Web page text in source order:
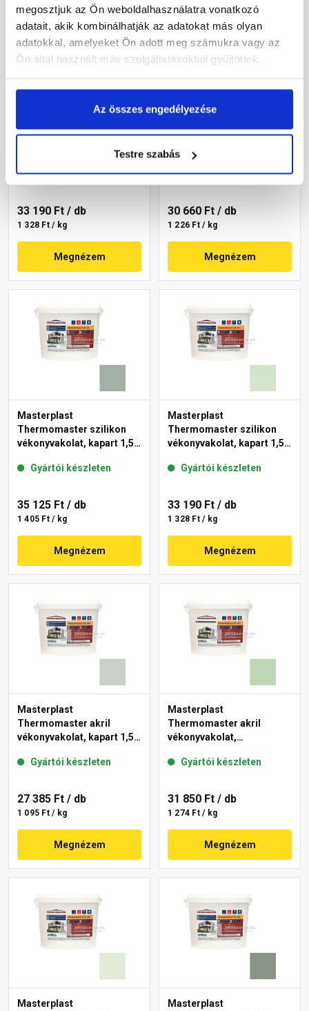
megosztjuk az Ön weboldalhasználatra vonatkozó
adatait, akik kombinálhatják az adatokat más olyan
adatokkal, amelyeket Ön adott meg számukra vagy az
Ön által használt más szolgáltatásokból gyűjtöttek.
Az összes engedélyezése
Testre szabás
Thermomaster szilikon
vékonyvakolat, kapart 1,5
Gyártói készleten
33 190 Ft / db
1 328 Ft / kg
Megnézem
Thermomaster szilikon
vékonyvakolat, kapart 1,5
mm 45-E 25 kg
Gyártói készleten
30 660 Ft / db
1 226 Ft / kg
Megnézem
Masterplast
Thermomaster szilikon
vékonyvakolat, kapart 1,5
Gyártói készleten
35 125 Ft / db
1 405 Ft / kg
Megnézem
Masterplast
Thermomaster szilikon
vékonyvakolat, kapart 1,5
Gyártói készleten
33 190 Ft / db
1 328 Ft / kg
Megnézem
Masterplast
Thermomaster akril
vékonyvakolat, kapart 1,5
Gyártói készleten
27 385 Ft / db
1 095 Ft / kg
Megnézem
Masterplast
Thermomaster akril
vékonyvakolat,
41-D 25 kg
Gyártói készleten
31 850 Ft / db
1 274 Ft / kg
Megnézem
Masterplast
Masterplast